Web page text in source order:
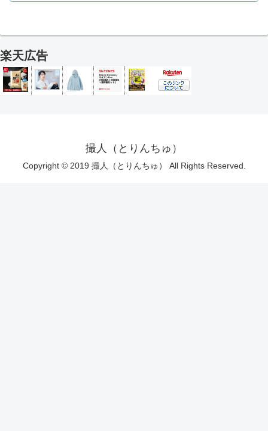
楽天広告
撮人（とりんちゅ）
Copyright © 2019 撮人（とりんちゅ） All Rights Reserved.